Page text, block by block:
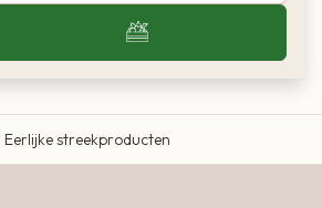
Eigen Limousin runderen
Eerlijke streekproducten